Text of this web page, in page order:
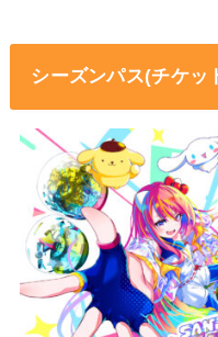
シーズンパス(チケッ